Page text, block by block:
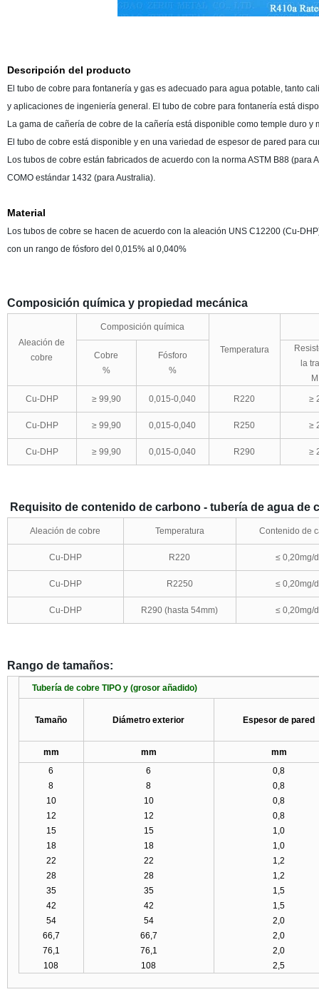
Descripción del producto
El tubo de cobre para fontanería y gas es adecuado para agua potable, tanto
y aplicaciones de ingeniería general. El tubo de cobre para fontanería está
La gama de cañería de cobre de la cañería está disponible como temple duro
El tubo de cobre está disponible y en una variedad de espesor de pared para
Los tubos de cobre están fabricados de acuerdo con la norma ASTM B88 (para
COMO estándar 1432 (para Australia).
Material
Los tubos de cobre se hacen de acuerdo con la aleación UNS C12200 (Cu-
con un rango de fósforo del 0,015% al 0,040%
Composición química y propiedad mecánica
Aleación de
cobre
Composición química
Temperatura
Cobre
%
Fósforo
%
la
Cu-DHP ≥ 99,90 0,015-0,040 R220 ≥
Cu-DHP ≥ 99,90 0,015-0,040 R250 ≥
Cu-DHP ≥ 99,90 0,015-0,040 R290 ≥
Requisito de contenido de carbono - tubería de agua de
Aleación de cobre Temperatura Contenido de
Cu-DHP R220 ≤ 0,20mg/
Cu-DHP R2250 ≤ 0,20mg/
Cu-DHP R290 (hasta 54mm) ≤ 0,20mg/
Rango de tamaños:
Tubería de cobre TIPO y (grosor añadido)
Tamaño Diámetro exterior Espesor de pared
mm mm
mm
6
8
10
12
15
18
22
28
35
42
54
66,7
76,1
108
6
8
10
12
15
18
22
28
35
42
54
66,7
76,1
108
0,8
0,8
0,8
0,8
1,0
1,0
1,2
1,2
1,5
1,5
2,0
2,0
2,0
2,5